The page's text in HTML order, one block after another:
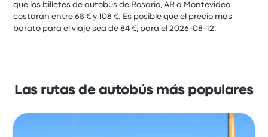
que los billetes de autobús de Rosario, AR a Montevideo
costarán entre 68 € y 108 €. Es posible que el precio más
barato para el viaje sea de 84 €, para el 2026-08-12.
Las rutas de autobús más populares